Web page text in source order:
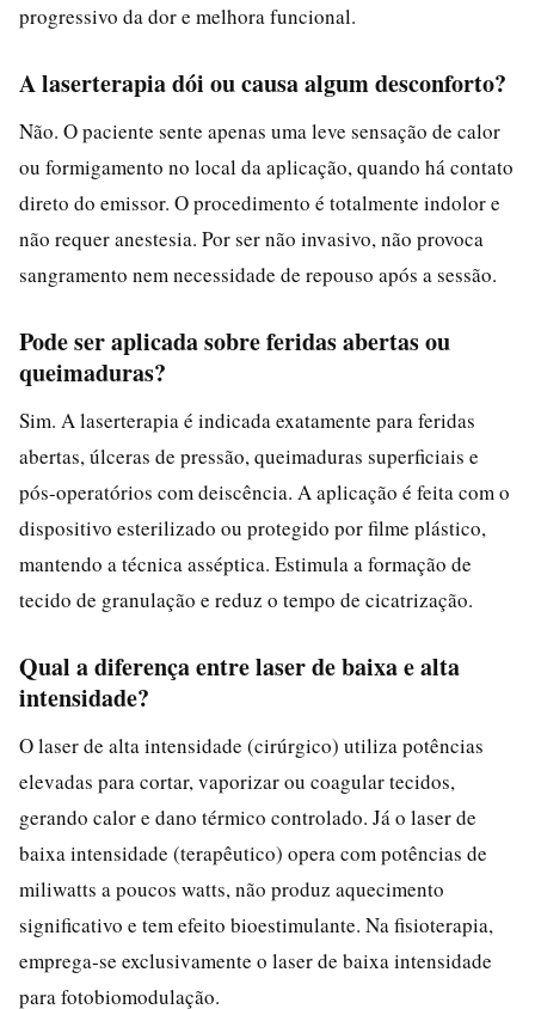
progressivo da dor e melhora funcional.
A laserterapia dói ou causa algum desconforto?
Não. O paciente sente apenas uma leve sensação de calor
ou formigamento no local da aplicação, quando há contato
direto do emissor. O procedimento é totalmente indolor e
não requer anestesia. Por ser não invasivo, não provoca
sangramento nem necessidade de repouso após a sessão.
Pode ser aplicada sobre feridas abertas ou
queimaduras?
Sim. A laserterapia é indicada exatamente para feridas
abertas, úlceras de pressão, queimaduras superficiais e
pós-operatórios com deiscência. A aplicação é feita com o
dispositivo esterilizado ou protegido por filme plástico,
mantendo a técnica asséptica. Estimula a formação de
tecido de granulação e reduz o tempo de cicatrização.
Qual a diferença entre laser de baixa e alta
intensidade?
O laser de alta intensidade (cirúrgico) utiliza potências
elevadas para cortar, vaporizar ou coagular tecidos,
gerando calor e dano térmico controlado. Já o laser de
baixa intensidade (terapêutico) opera com potências de
miliwatts a poucos watts, não produz aquecimento
significativo e tem efeito bioestimulante. Na fisioterapia,
emprega-se exclusivamente o laser de baixa intensidade
para fotobiomodulação.